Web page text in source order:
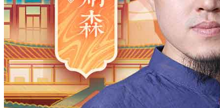
2015
2014 2013 2012 2011
2009
2008 2007 2006 2005
2003
2002
2001 2000 1999 1998
1997
1995 1994 1993 1991
1990
1989
1988 1987 1986 1985
1984
1983
1982 1981 1980 1979 1978
1977
1976
1975 1974 1973 1972
1971
1969 1968 1967 1966 1965
1964
1963
1962 1961 1960 1959
1958
1957
1956 1955 1953 1952
1951
1950
1949 1948 1947